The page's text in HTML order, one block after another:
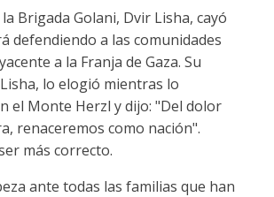
Brigada Golani, Dvir Lisha, cayó
defendiendo a las comunidades
a la Franja de Gaza. Su
lo elogió mientras lo
el Monte Herzl y dijo: "Del dolor
renaceremos como nación".
más correcto.
ante todas las familias que han